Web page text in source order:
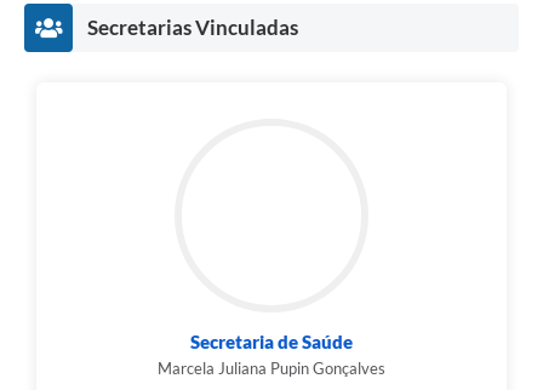
Secretarias Vinculadas
Secretaria de Saúde
Marcela Juliana Pupin Gonçalves